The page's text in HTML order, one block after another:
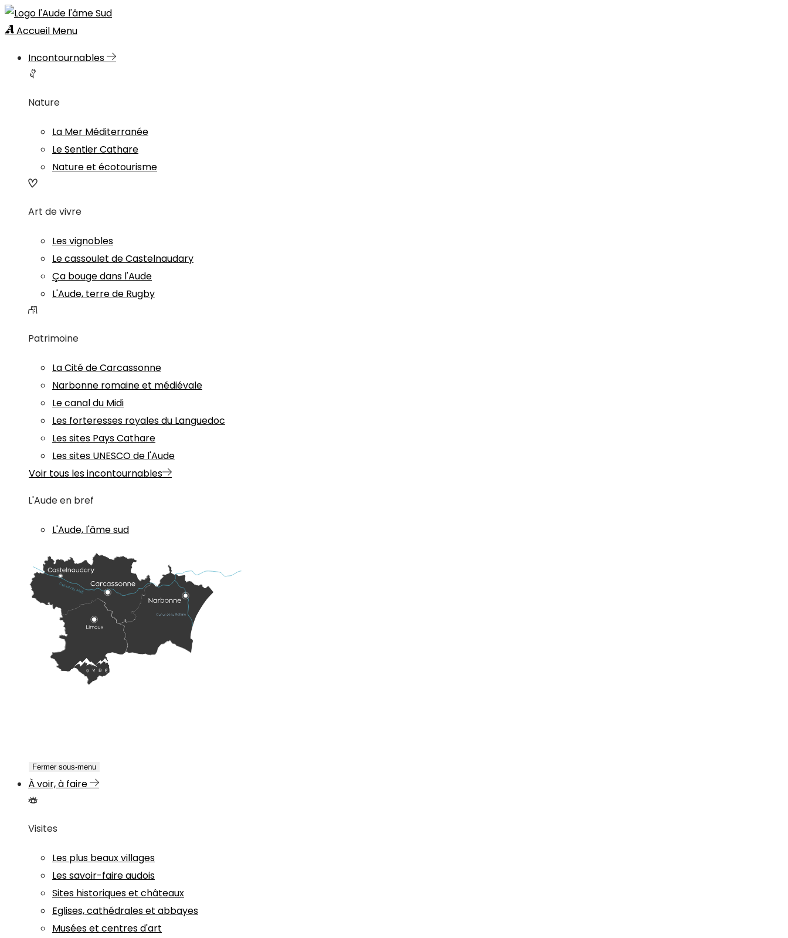
Accueil Menu
Incontournables
Nature
La Mer Méditerranée
Le Sentier Cathare
Nature et écotourisme
Art de vivre
Les vignobles
Le cassoulet de Castelnaudary
Ça bouge dans l'Aude
L'Aude, terre de Rugby
Patrimoine
La Cité de Carcassonne
Narbonne romaine et médiévale
Le canal du Midi
Les forteresses royales du Languedoc
Les sites Pays Cathare
Les sites UNESCO de l'Aude
Voir tous les incontournables
L'Aude en bref
L'Aude, l'âme sud
Fermer sous-menu
À voir, à faire
Visites
Les plus beaux villages
Les savoir-faire audois
Sites historiques et châteaux
Eglises, cathédrales et abbayes
Musées et centres d'art